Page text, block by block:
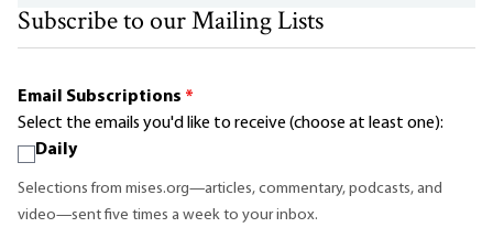
Subscribe to our Mailing Lists
Email Subscriptions *
Select the emails you'd like to receive (choose at least one):
Daily
Selections from mises.org—articles, commentary, podcasts, and
video—sent five times a week to your inbox.